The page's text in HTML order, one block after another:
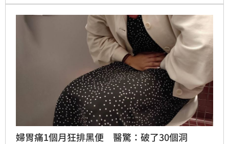
相互作用，影響藥物吸收及胃部不適。
婦胃痛1個月狂排黑便 醫驚：破了30個洞